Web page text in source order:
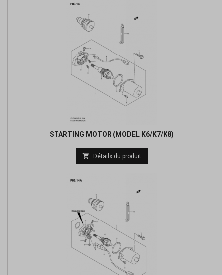
STARTING MOTOR (MODEL K6/K7/K8)
Prix
de
 Détails du produit